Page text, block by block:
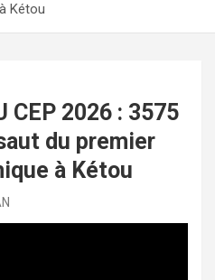
Kétou
CEP 2026 : 3575
du premier
à Kétou